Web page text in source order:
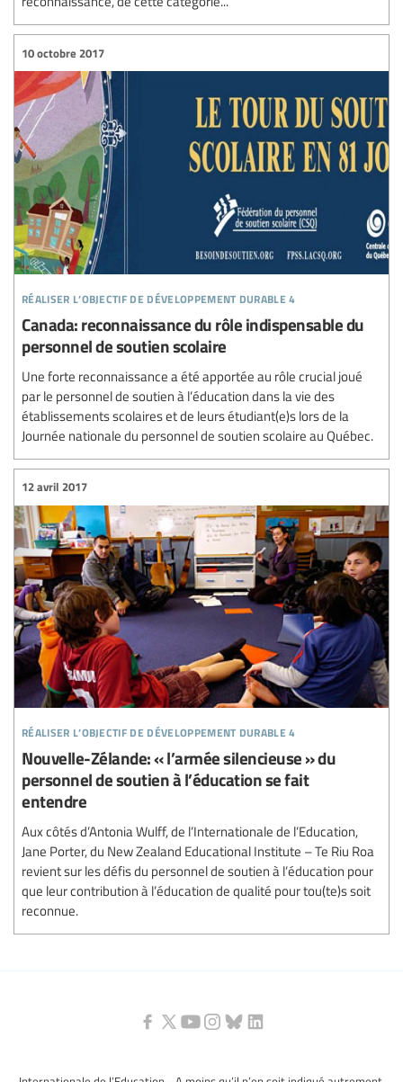
réaliser l’objectif de développement durable 4
10 octobre 2017
Canada: reconnaissance du rôle indispensable du
personnel de soutien scolaire
Une forte reconnaissance a été apportée au rôle crucial joué
par le personnel de soutien à l’éducation dans la vie des
établissements scolaires et de leurs étudiant(e)s lors de la
Journée nationale du personnel de soutien scolaire au Québec.
réaliser l’objectif de développement durable 4
12 avril 2017
Nouvelle-Zélande: « l’armée silencieuse » du
personnel de soutien à l’éducation se fait
entendre
Aux côtés d’Antonia Wulff, de l’Internationale de l’Education,
Jane Porter, du New Zealand Educational Institute – Te Riu Roa
revient sur les défis du personnel de soutien à l’éducation pour
que leur contribution à l’éducation de qualité pour tou(te)s soit
reconnue.